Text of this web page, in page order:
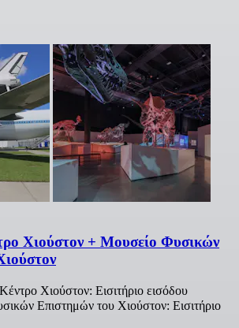
Χιούστον + Μουσείο Φυσικών
Χιούστον: Εισιτήριο εισόδου
Επιστημών του Χιούστον: Εισιτήριο